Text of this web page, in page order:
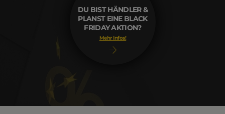
DU BIST HÄNDLER &
PLANST EINE BLACK
FRIDAY AKTION?
Mehr Infos!